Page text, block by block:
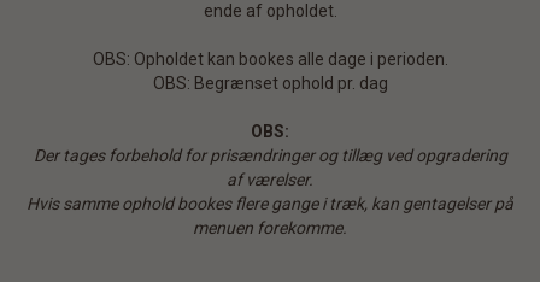
ende af opholdet.
OBS: Opholdet kan bookes alle dage i perioden.
OBS: Begrænset ophold pr. dag
OBS:
Der tages forbehold for prisændringer og tillæg ved opgradering
af værelser.
Hvis samme ophold bookes flere gange i træk, kan gentagelser på
menuen forekomme.